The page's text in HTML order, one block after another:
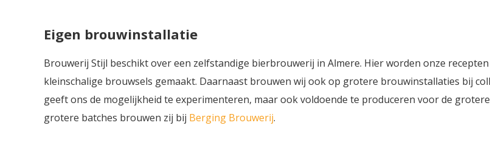
Eigen brouwinstallatie
Brouwerij Stijl beschikt over een zelfstandige bierbrouwerij in Almere. Hier worden onze
kleinschalige brouwsels gemaakt. Daarnaast brouwen wij ook op grotere brouwinstallaties bij
geeft ons de mogelijkheid te experimenteren, maar ook voldoende te produceren voor de
grotere batches brouwen zij bij Berging Brouwerij.